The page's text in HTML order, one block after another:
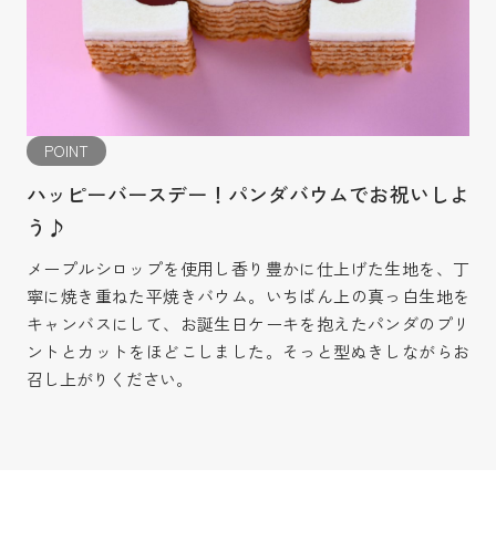
POINT
ハッピーバースデー！パンダバウムでお祝いしよ
う♪
メープルシロップを使用し香り豊かに仕上げた生地を、丁
寧に焼き重ねた平焼きバウム。いちばん上の真っ白生地を
キャンバスにして、お誕生日ケーキを抱えたパンダのプリ
ントとカットをほどこしました。そっと型ぬきしながらお
召し上がりください。